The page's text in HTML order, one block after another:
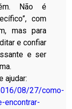
Não é
com
mas para
e confiar
e ser
ajudar:
08/27/como-
encontrar-